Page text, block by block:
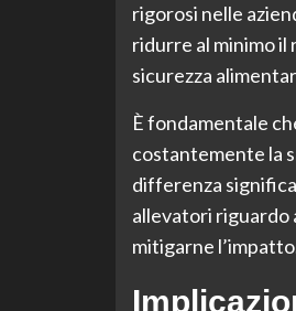
rigorosi nelle
ridurre al minimo il
sicurezza
È fondamentale
costantemente la
differenza
allevatori riguardo
mitigarne